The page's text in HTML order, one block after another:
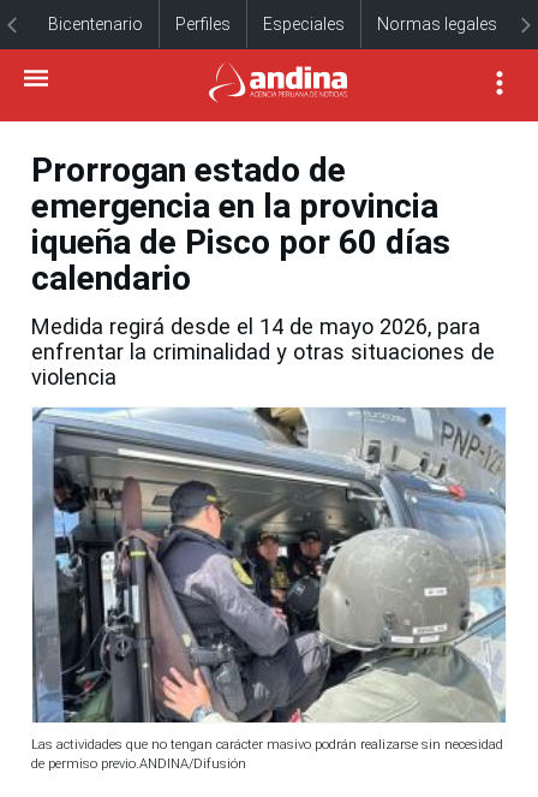
Bicentenario Perfiles Especiales Normas legales
Prorrogan estado de
emergencia en la provincia
iqueña de Pisco por 60 días
calendario
Medida regirá desde el 14 de mayo 2026, para
enfrentar la criminalidad y otras situaciones de
violencia
Las actividades que no tengan carácter masivo podrán realizarse sin necesidad
de permiso previo.ANDINA/Difusión